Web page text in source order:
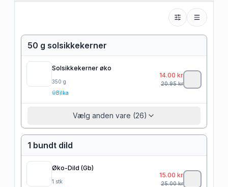
50 g solsikkekerner
Solsikkekerner øko
350 g
Bilka
14.00 kr
20.95kr
Vælg anden vare (26)
1 bundt dild
Øko-Dild (Gb)
1 stk
15.00 kr
25.00kr